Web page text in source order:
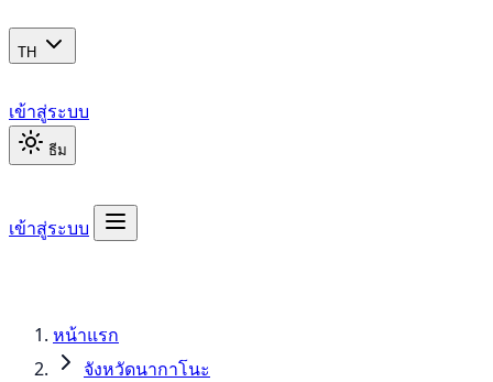
TH
เข้าสู่ระบบ
ธีม
เข้าสู่ระบบ
หน้าแรก
จังหวัดนากาโนะ